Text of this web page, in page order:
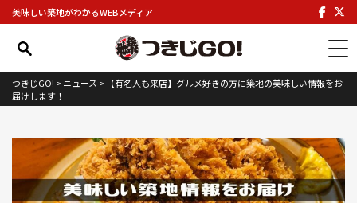
美味しい築地がわかるWEBメディア
つきじGO! >ニュース > 【有名人も来店】グルメ好きの方に築地の美味しい情報をお
届けします！